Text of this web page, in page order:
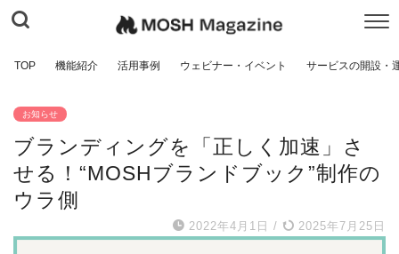
TOP 機能紹介 活用事例 ウェビナー・イベント サービスの開設・
お知らせ
ブランディングを「正しく加速」さ
せる！“MOSHブランドブック”制作の
ウラ側
2022年4月1日 / 2025年7月25日